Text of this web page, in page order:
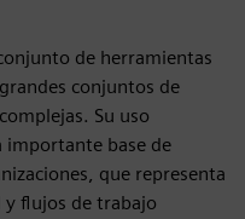
de herramientas
conjuntos de
Su uso
importante base de
que representa
flujos de trabajo